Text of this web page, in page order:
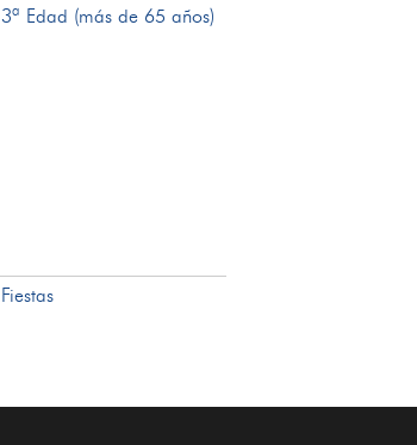
3ª Edad (más de 65 años)
Fiestas